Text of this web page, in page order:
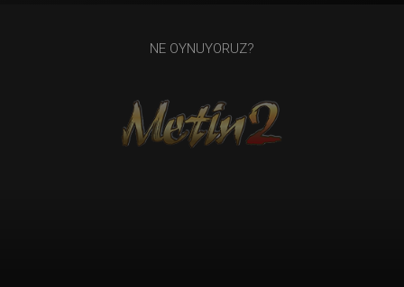
NE OYNUYORUZ?